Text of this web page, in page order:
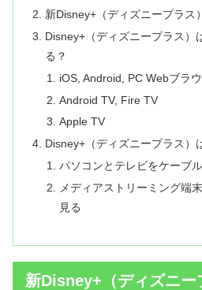
新Disney+（ディズニープラス
Disney+（ディズニープラス）
る？
iOS, Android, PC Webブラ
Android TV, Fire TV
Apple TV
Disney+（ディズニープラス）
パソコンとテレビをケーブ
メディアストリーミング端
見る
新Disney+（ディズニー